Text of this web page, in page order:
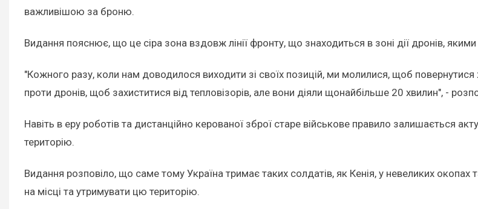
важливішою за броню.
Видання пояснює, що це сіра зона вздовж лінії фронту, що знаходиться в зоні дії дронів,
"Кожного разу, коли нам доводилося виходити зі своїх позицій, ми молилися, щоб
проти дронів, щоб захиститися від тепловізорів, але вони діяли щонайбільше 20 хвилин", -
Навіть в еру роботів та дистанційно керованої зброї старе військове правило залишається
територію.
Видання розповіло, що саме тому Україна тримає таких солдатів, як Кенія, у невеликих
на місці та утримувати цю територію.